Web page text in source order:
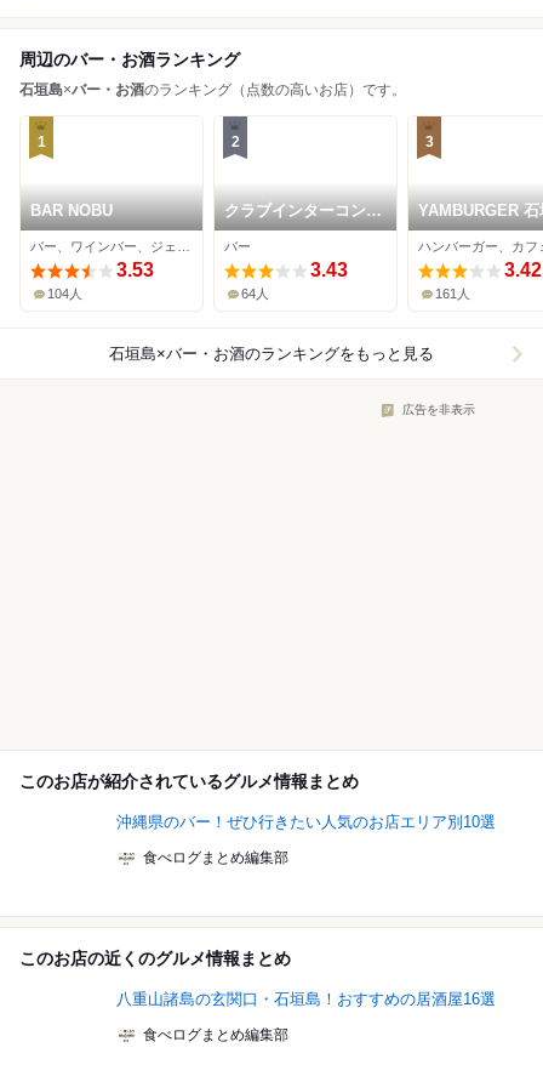
周辺のバー・お酒ランキング
石垣島×バー・お酒のランキング（点数の高いお店）です。
1
BAR NOBU
3.53
104人
2
クラブインターコンチ
ネンタルラウンジ 石
垣島
バー
3.43
64人
3
YAMBURGER 石
3.42
161人
石垣島×バー・お酒のランキングをもっと見る
広告を非表示
このお店が紹介されているグルメ情報まとめ
沖縄県のバー！ぜひ行きたい人気のお店エリア別10選
食べログまとめ編集部
このお店の近くのグルメ情報まとめ
八重山諸島の玄関口・石垣島！おすすめの居酒屋16選
食べログまとめ編集部